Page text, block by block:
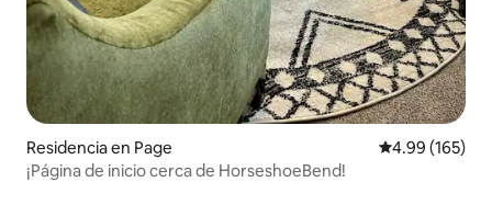
Residencia en Page Calificación
4.99 (165)
¡Página de inicio cerca de HorseshoeBend!